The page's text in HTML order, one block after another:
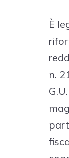
È
n.